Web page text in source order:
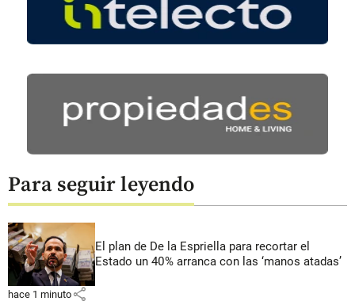
Para seguir leyendo
El plan de De la Espriella para recortar el
Estado un 40% arranca con las ‘manos atadas’
hace 1 minuto share